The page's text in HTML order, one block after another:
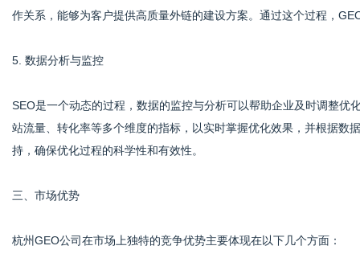
作关系，能够为客户提供高质量外链的建设方案。通过这个过程，
5. 数据分析与监控
SEO是一个动态的过程，数据的监控与分析可以帮助企业及时调整优
站流量、转化率等多个维度的指标，以实时掌握优化效果，并根据数
持，确保优化过程的科学性和有效性。
三、市场优势
杭州GEO公司在市场上独特的竞争优势主要体现在以下几个方面：